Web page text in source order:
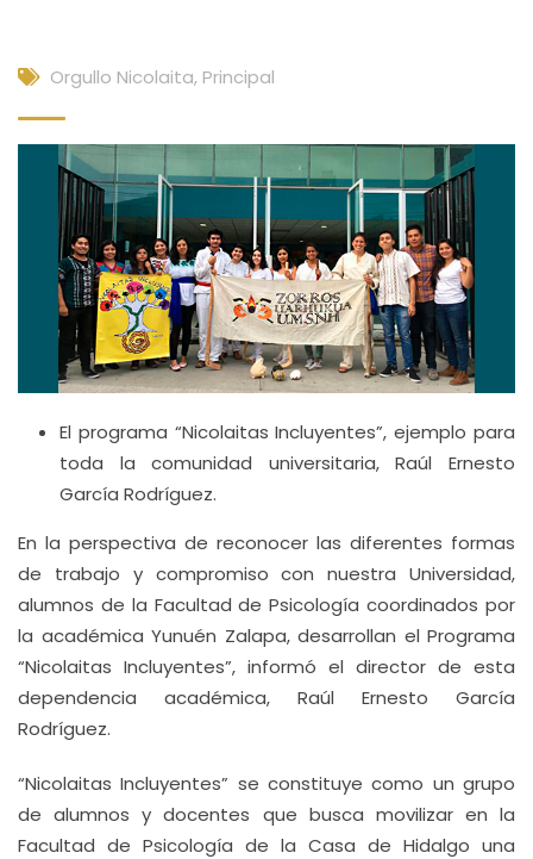
Orgullo Nicolaita, Principal
El programa “Nicolaitas Incluyentes”, ejemplo para
toda la comunidad universitaria, Raúl Ernesto
García Rodríguez.
En la perspectiva de reconocer las diferentes formas
de trabajo y compromiso con nuestra Universidad,
alumnos de la Facultad de Psicología coordinados por
la académica Yunuén Zalapa, desarrollan el Programa
“Nicolaitas Incluyentes”, informó el director de esta
dependencia académica, Raúl Ernesto García
Rodríguez.
“Nicolaitas Incluyentes” se constituye como un grupo
de alumnos y docentes que busca movilizar en la
Facultad de Psicología de la Casa de Hidalgo una